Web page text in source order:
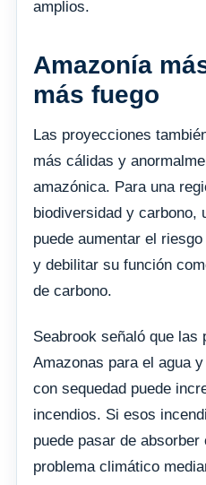
amplios.
Amazonía
más fuego
Las proyecciones
más cálidas y
amazónica. Para una
biodiversidad y carbono,
puede aumentar el
y debilitar su función
de carbono.
Seabrook señaló que las
Amazonas para el agua
con sequedad puede
incendios. Si esos
puede pasar de
problema climático